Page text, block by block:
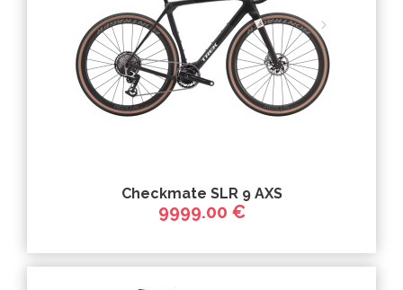
Checkmate SLR 9 AXS
9999.00 €